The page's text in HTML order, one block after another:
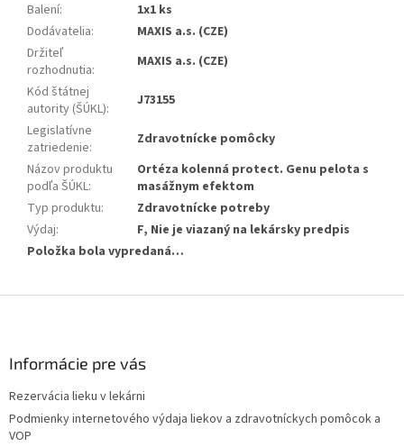
Balení:
1x1 ks
Dodávatelia:
MAXIS a.s. (CZE)
Držiteľ
rozhodnutia:
MAXIS a.s. (CZE)
Kód štátnej
autority (ŠÚKL):
J73155
Legislatívne
zatriedenie:
Zdravotnícke pomôcky
Názov produktu
podľa ŠÚKL:
Ortéza kolenná protect. Genu pelota s
masážnym efektom
Typ produktu:
Zdravotnícke potreby
Výdaj:
F, Nie je viazaný na lekársky predpis
Položka bola vypredaná…
Informácie pre vás
Rezervácia lieku v lekárni
Podmienky internetového výdaja liekov a zdravotníckych pomôcok a
VOP